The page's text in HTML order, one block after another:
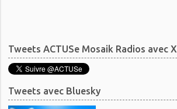
Tweets ACTUSe Mosaik Radios avec X
Tweets avec Bluesky